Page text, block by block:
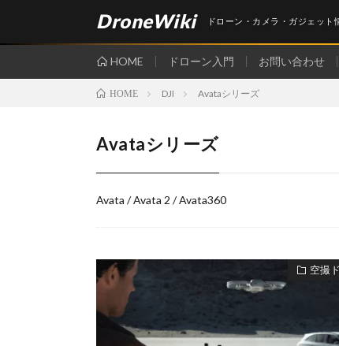
DroneWiki ドローン・カメラ・ガジェット
HOME ドローン入門 お問い合わせ
HOME DJI Avataシリーズ
Avataシリーズ
Avata / Avata 2 / Avata360
空撮